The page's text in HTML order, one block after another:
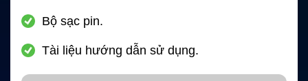
Bộ sạc pin.
Tài liệu hướng dẫn sử dụng.